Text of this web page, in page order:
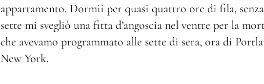
appartamento. Dormii per quasi quattro ore di fila,
sette mi svegliò una fitta d’angoscia nel ventre per la
che avevamo programmato alle sette di sera, ora di
New York.